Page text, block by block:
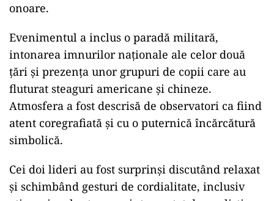
onoare.
Evenimentul a inclus o paradă militară,
intonarea imnurilor naționale ale celor două
țări și prezența unor grupuri de copii care au
fluturat steaguri americane și chineze.
Atmosfera a fost descrisă de observatori ca fiind
atent coregrafiată și cu o puternică încărcătură
simbolică.
Cei doi lideri au fost surprinși discutând relaxat
și schimbând gesturi de cordialitate, inclusiv